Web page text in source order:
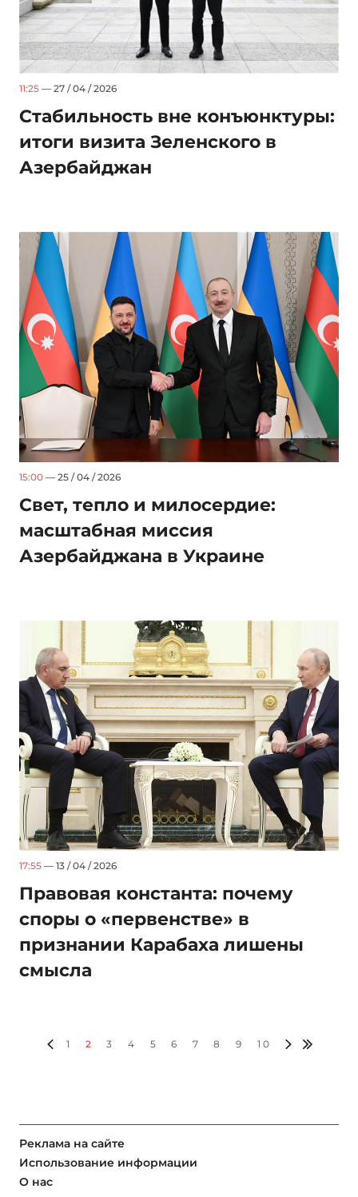
11:25 — 27 / 04 / 2026
Стабильность вне конъюнктуры:
итоги визита Зеленского в
Азербайджан
15:00 — 25 / 04 / 2026
Свет, тепло и милосердие:
масштабная миссия
Азербайджана в Украине
17:55 — 13 / 04 / 2026
Правовая константа: почему
споры о «первенстве» в
признании Карабаха лишены
смысла
1 2 3 4 5 6 7 8 9 10
Реклама на сайте
Использование информации
О нас